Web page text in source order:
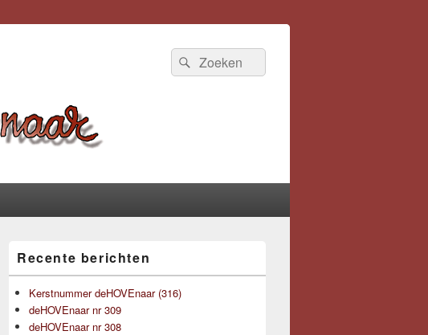
Zoeken
naar:
Zoeken
zijbalk
widget
gebied
Recente berichten
Kerstnummer deHOVEnaar (316)
deHOVEnaar nr 309
deHOVEnaar nr 308